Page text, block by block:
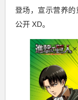
登场，宣示营养
公开 XD。